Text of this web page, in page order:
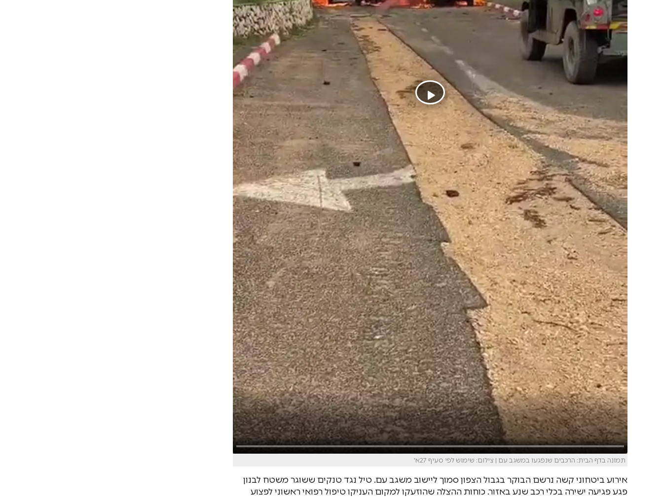
תמונה בדף הבית: הרכבים שנפגעו במשגב עם | צילום: שימוש לפי סעיף 27א'
אירוע ביטחוני קשה נרשם הבוקר בגבול הצפון סמוך ליישוב משגב עם. טיל נגד טנקים ששוגר משטח לבנון
פגע פגיעה ישירה בכלי רכב שנע באזור. כוחות ההצלה שהוזעקו למקום העניקו טיפול רפואי ראשוני לפצוע